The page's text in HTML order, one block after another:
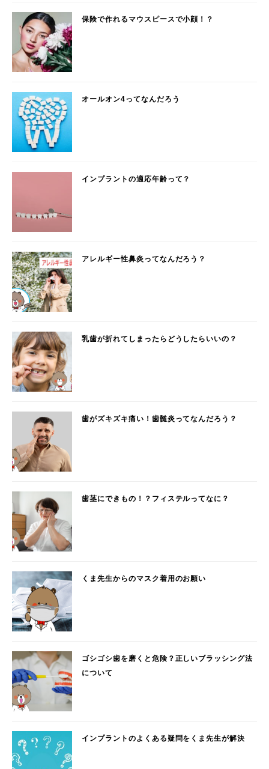
保険で作れるマウスピースで小顔！？
オールオン4ってなんだろう
インプラントの適応年齢って？
アレルギー性鼻炎ってなんだろう？
乳歯が折れてしまったらどうしたらいいの？
歯がズキズキ痛い！歯髄炎ってなんだろう？
歯茎にできもの！？フィステルってなに？
くま先生からのマスク着用のお願い
ゴシゴシ歯を磨くと危険？正しいブラッシング法
について
インプラントのよくある疑問をくま先生が解決